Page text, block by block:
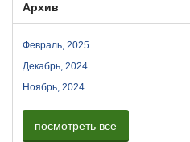
Архив
Февраль, 2025
Декабрь, 2024
Ноябрь, 2024
посмотреть все